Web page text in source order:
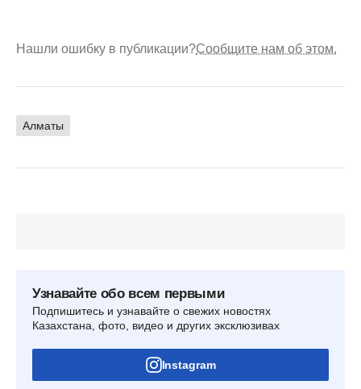
Нашли ошибку в публикации?Сообщите нам об этом.
Алматы
Узнавайте обо всем первыми
Подпишитесь и узнавайте о свежих новостях
Казахстана, фото, видео и других эксклюзивах
Instagram